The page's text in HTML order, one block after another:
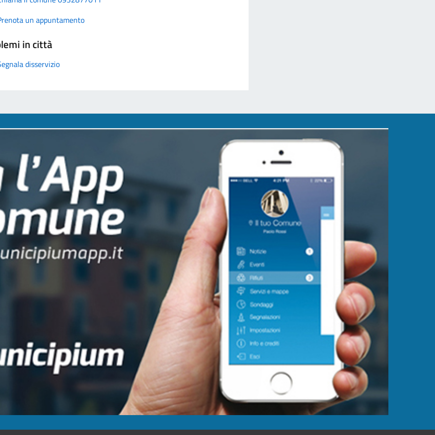
un appuntamento
in città
disservizio